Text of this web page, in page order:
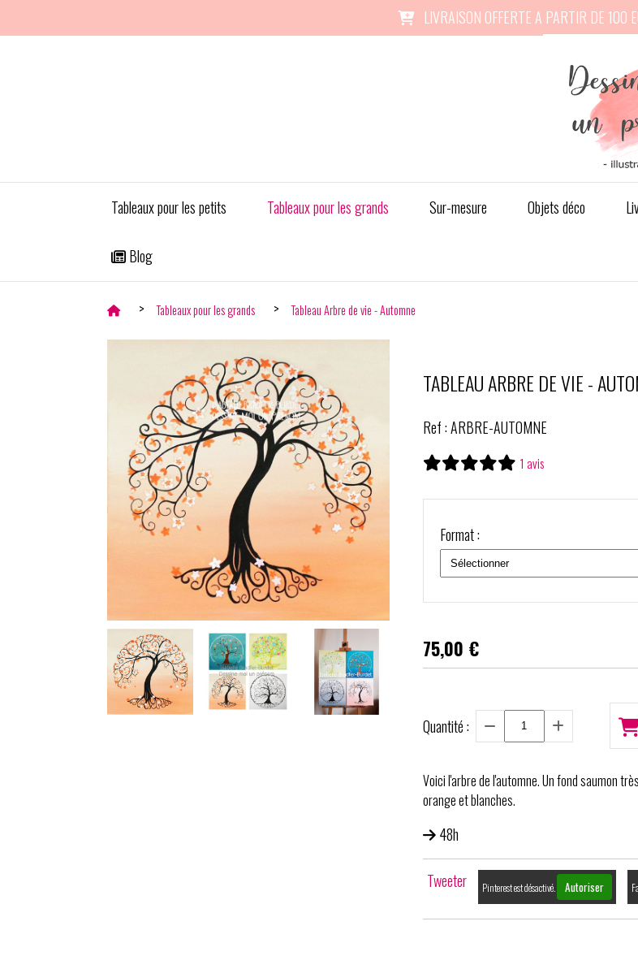
 LIVRAISON OFFERTE A PARTIR DE 100
Tableaux pour les petits Tableaux pour les grands Sur-mesure Objets déco
Blog
Tableaux pour les grands Tableau Arbre de vie - Automne
TABLEAU ARBRE DE VIE -
Ref :ARBRE-AUTOMNE
1 avis
Format :
75,00 €
Quantité :
Voici l'arbre de l'automne. Un fond saumon
orange et blanches.
48h
Tweeter Pinterest est désactivé. Autoriser